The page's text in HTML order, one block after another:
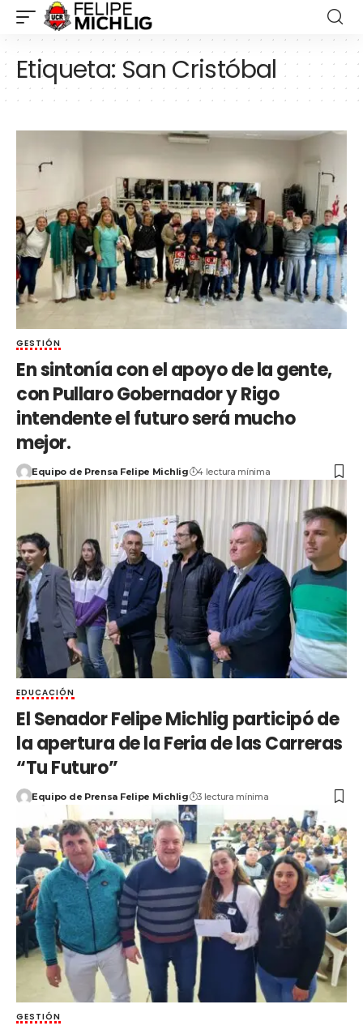
Etiqueta: San Cristóbal
GESTIÓN
En sintonía con el apoyo de la gente,
con Pullaro Gobernador y Rigo
intendente el futuro será mucho
mejor.
Equipo de Prensa Felipe Michlig 4 lectura mínima
EDUCACIÓN
El Senador Felipe Michlig participó de
la apertura de la Feria de las Carreras
“Tu Futuro”
Equipo de Prensa Felipe Michlig 3 lectura mínima
GESTIÓN